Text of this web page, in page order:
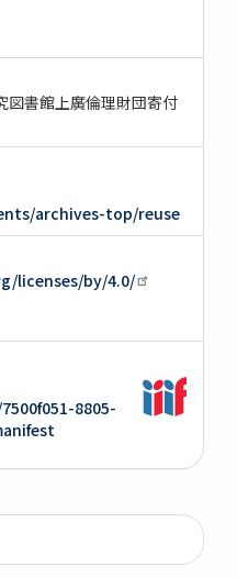
図書館上廣倫理財団寄付
archives-top/reuse
licenses/by/4.0/
8805-